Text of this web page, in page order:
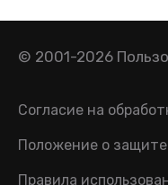
© 2001-2026
Согласие на
Положение о
Правила